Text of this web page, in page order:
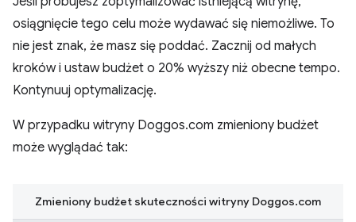
osiągnięcie tego celu może wydawać się niemożliwe. To
nie jest znak, że masz się poddać. Zacznij od małych
kroków i ustaw budżet o 20% wyższy niż obecne tempo.
Kontynuuj optymalizację.
W przypadku witryny Doggos.com zmieniony budżet
może wyglądać tak:
Zmieniony budżet skuteczności witryny Doggos.com